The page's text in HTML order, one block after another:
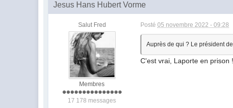
Jesus Hans Hubert Vorme
Salut Fred
Membres
17 178 messages
Posté05 novembre 2022 - 09:28
Auprès de qui ? Le président
C'est vrai, Laporte en prison !